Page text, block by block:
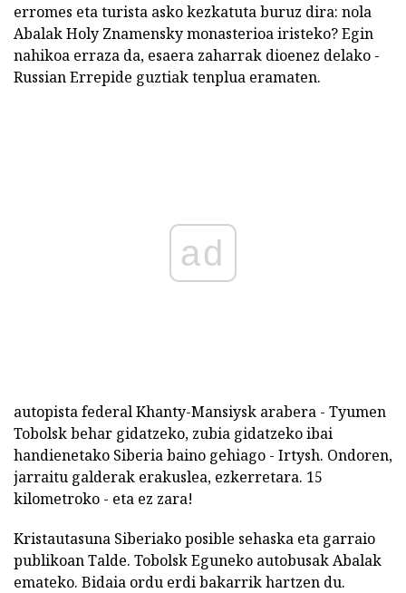
erromes eta turista asko kezkatuta buruz dira: nola
Abalak Holy Znamensky monasterioa iristeko? Egin
nahikoa erraza da, esaera zaharrak dioenez delako -
Russian Errepide guztiak tenplua eramaten.
ad
autopista federal Khanty-Mansiysk arabera - Tyumen
Tobolsk behar gidatzeko, zubia gidatzeko ibai
handienetako Siberia baino gehiago - Irtysh. Ondoren,
jarraitu galderak erakuslea, ezkerretara. 15
kilometroko - eta ez zara!
Kristautasuna Siberiako posible sehaska eta garraio
publikoan Talde. Tobolsk Eguneko autobusak Abalak
emateko. Bidaia ordu erdi bakarrik hartzen du.